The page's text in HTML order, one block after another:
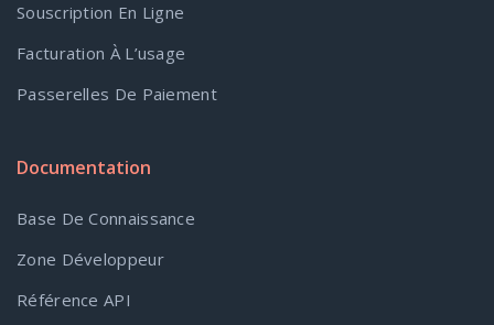
Souscription En Ligne
Facturation À L’usage
Passerelles De Paiement
Documentation
Base De Connaissance
Zone Développeur
Référence API